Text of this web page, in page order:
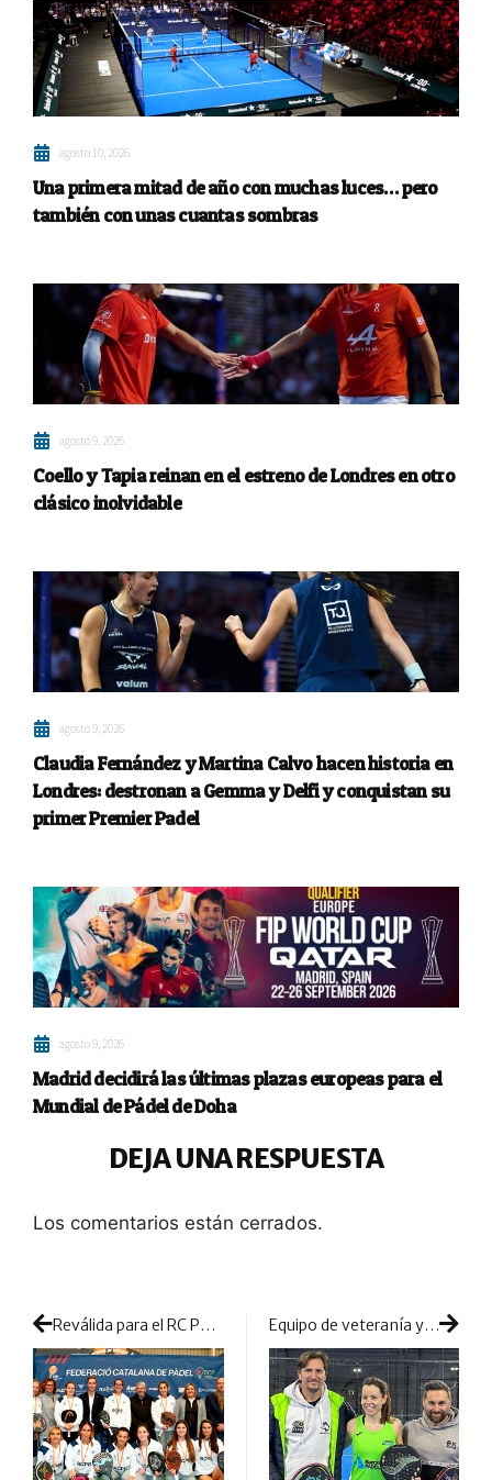
agosto 10, 2026
Una primera mitad de año con muchas luces… pero
también con unas cuantas sombras
agosto 9, 2026
Coello y Tapia reinan en el estreno de Londres en otro
clásico inolvidable
agosto 9, 2026
Claudia Fernández y Martina Calvo hacen historia en
Londres: destronan a Gemma y Delfi y conquistan su
primer Premier Padel
agosto 9, 2026
Madrid decidirá las últimas plazas europeas para el
Mundial de Pádel de Doha
DEJA UNA RESPUESTA
Los comentarios están cerrados.
Reválida para el RC Polo: el histórico club vuelve a conseguir el doblete en la máxima cita catalana por equipos Equipo de veteranía y experiencia para el crecimiento de Lucía Martínez